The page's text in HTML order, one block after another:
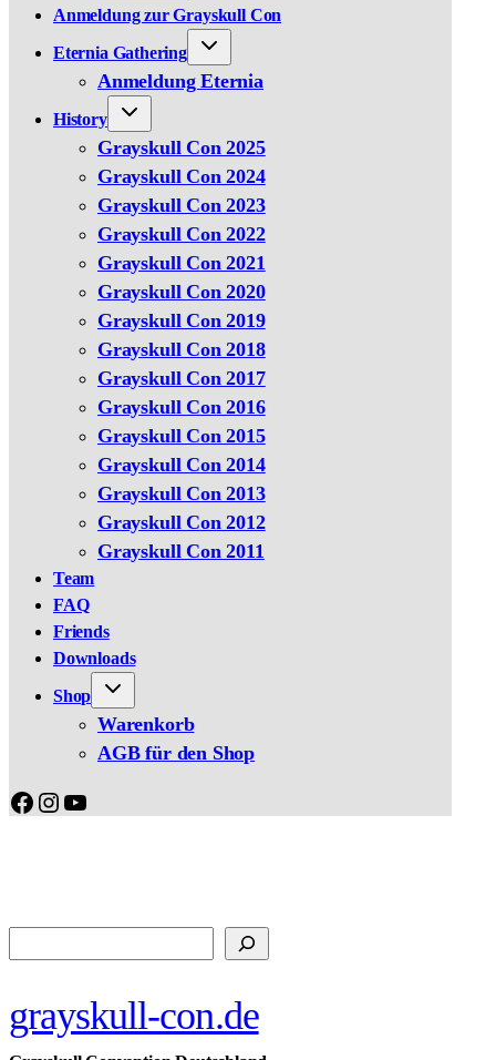
Anmeldung zur Grayskull Con
Eternia Gathering
Anmeldung Eternia
History
Grayskull Con 2025
Grayskull Con 2024
Grayskull Con 2023
Grayskull Con 2022
Grayskull Con 2021
Grayskull Con 2020
Grayskull Con 2019
Grayskull Con 2018
Grayskull Con 2017
Grayskull Con 2016
Grayskull Con 2015
Grayskull Con 2014
Grayskull Con 2013
Grayskull Con 2012
Grayskull Con 2011
Team
FAQ
Friends
Downloads
Shop
Warenkorb
AGB für den Shop
Facebook
Instagram
YouTube
grayskull-con.de